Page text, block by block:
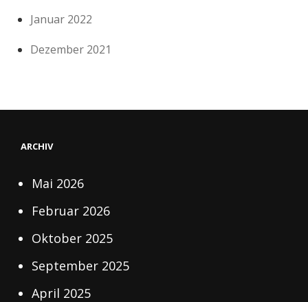
Januar 2022
Dezember 2021
ARCHIV
Mai 2026
Februar 2026
Oktober 2025
September 2025
April 2025